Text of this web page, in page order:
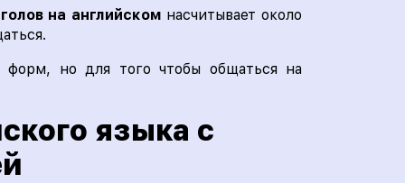
на английском насчитывает около
форм, но для того чтобы общаться на
языка с